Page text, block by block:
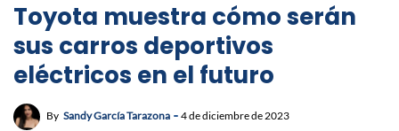
Toyota muestra cómo serán
sus carros deportivos
eléctricos en el futuro
By Sandy García Tarazona 4 de diciembre de 2023